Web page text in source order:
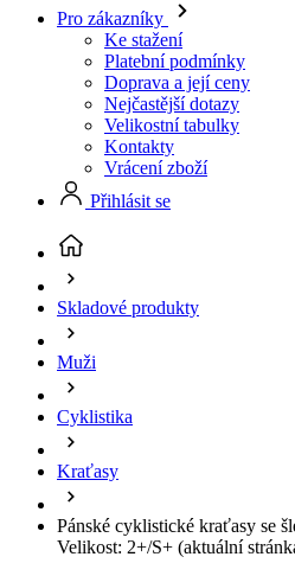
Pro zákazníky
Ke stažení
Platební podmínky
Doprava a její ceny
Nejčastější dotazy
Velikostní tabulky
Kontakty
Vrácení zboží
Přihlásit se
Skladové produkty
Muži
Cyklistika
Kraťasy
Pánské cyklistické kraťasy se
Velikost: 2+/S+ (aktuální